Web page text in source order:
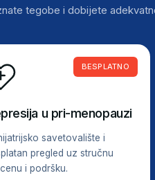
tegobe i dobijete
BESPLATNO
u pri-menopauzi
savetovalište i
pregled uz stručnu
i podršku.